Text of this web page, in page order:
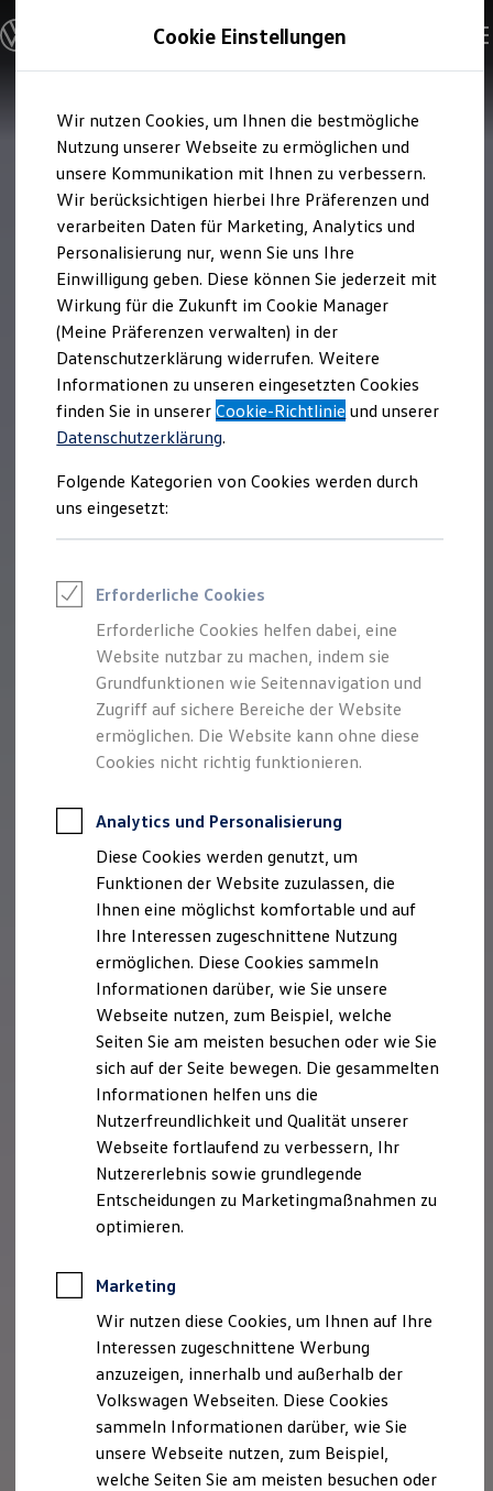
Hauptinhalt
springen
Footer
springen
Modelle & Konfigurator
Nutzfahrzeugkategorien entdecken
Modelle konfigurieren
Vorgängermodelle und Oldtimer
Vorgängermodelle
Oldtimer
Bulli Historie
Branchenlösungen & Gewerbekunden
Umbaulösungen und Hersteller finden
Auf- und Umbauten entdecken & konfigurieren
Groß- und Sonderkunden
Großkunden
Kommunen & Behörden
Journalisten
Sportvereine
Branchenlösungen
Bau & Handwerk
Gewerbliche Personenbeförderung
Service & mobile Werkstätten
Kurier, Logistik & Handel
Feuerwehr
Rettungsdienste
ONE Business ID Vorteile
Fahrzeugsuche & Marktplatz
Digitaler Marktplatz
Kauf & Finanzierung
Online-Fahrzeugbewertung
Aktionen & Angebote
E-Auto-Förderung
Für Privatkunden
Für Gewerbekunden
Profi Paket
TopDeal
Zertifizierte Gebrauchtwagen
Für Privatkunden
Für Gewerbekunden
Leasing
Für Privatkunden
Für Gewerbekunden
Versicherungen & Garantien
Garantien
Kfz-Versicherung für Nutzfahrzeuge
Restschuldversicherung
Wartungsverträge
Besitzer & Service
Reparatur & Service
Sommer-Special
Reparatur, Pflege & Inspektion
Servicetermin anfragen
Service-Vorteile bei Volkswagen Nutzfahrzeuge
ServicePlus
Economy Service
Räder & Reifen Service
Ersatzfahrzeuge
Software, Konnektivität & Apps
California App
VW Connect für Ihren ID. Buzz
VW Connect für Ihren Transporter/Caravelle
VW Connect für Ihren Amarok
VW Connect für andere Modelle
Connect Pro
Fleet Interface Data
Multistop Pathfinder
Übersicht Software Updates
Hilfreiches für Besitzer
Cookie Einstellungen
Wir nutzen Cookies, um Ihnen die bestmögliche
Nutzung unserer Webseite zu ermöglichen und
unsere Kommunikation mit Ihnen zu verbessern.
Wir berücksichtigen hierbei Ihre Präferenzen und
verarbeiten Daten für Marketing, Analytics und
Personalisierung nur, wenn Sie uns Ihre
Einwilligung geben. Diese können Sie jederzeit mit
Wirkung für die Zukunft im Cookie Manager
(Meine Präferenzen verwalten) in der
Datenschutzerklärung widerrufen. Weitere
Informationen zu unseren eingesetzten Cookies
finden Sie in unsererCookie-Richtlinie und unserer
Datenschutzerklärung.
Folgende Kategorien von Cookies werden durch
uns eingesetzt:
Erforderliche Cookies
Erforderliche Cookies helfen dabei, eine
Website nutzbar zu machen, indem sie
Grundfunktionen wie Seitennavigation und
Zugriff auf sichere Bereiche der Website
ermöglichen. Die Website kann ohne diese
Cookies nicht richtig funktionieren.
Analytics und Personalisierung
Diese Cookies werden genutzt, um
Funktionen der Website zuzulassen, die
Ihnen eine möglichst komfortable und auf
Ihre Interessen zugeschnittene Nutzung
ermöglichen. Diese Cookies sammeln
Informationen darüber, wie Sie unsere
Webseite nutzen, zum Beispiel, welche
Seiten Sie am meisten besuchen oder wie Sie
sich auf der Seite bewegen. Die gesammelten
Informationen helfen uns die
Nutzerfreundlichkeit und Qualität unserer
Webseite fortlaufend zu verbessern, Ihr
Nutzererlebnis sowie grundlegende
Entscheidungen zu Marketingmaßnahmen zu
optimieren.
Marketing
Wir nutzen diese Cookies, um Ihnen auf Ihre
Interessen zugeschnittene Werbung
anzuzeigen, innerhalb und außerhalb der
Volkswagen Webseiten. Diese Cookies
sammeln Informationen darüber, wie Sie
unsere Webseite nutzen, zum Beispiel,
welche Seiten Sie am meisten besuchen oder